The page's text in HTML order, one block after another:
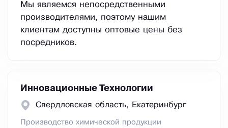
Мы являемся непосредственными
производителями, поэтому нашим
клиентам доступны оптовые цены без
посредников.
Инновационные Технологии
Свердловская область, Екатеринбург
Производство химической продукции